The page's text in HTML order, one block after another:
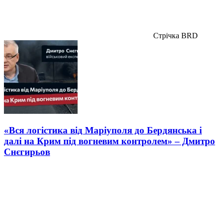
Стрічка BRD
«Вся логістика від Маріуполя до Бердянська і
далі на Крим під вогневим контролем» – Дмитро
Снєгирьов